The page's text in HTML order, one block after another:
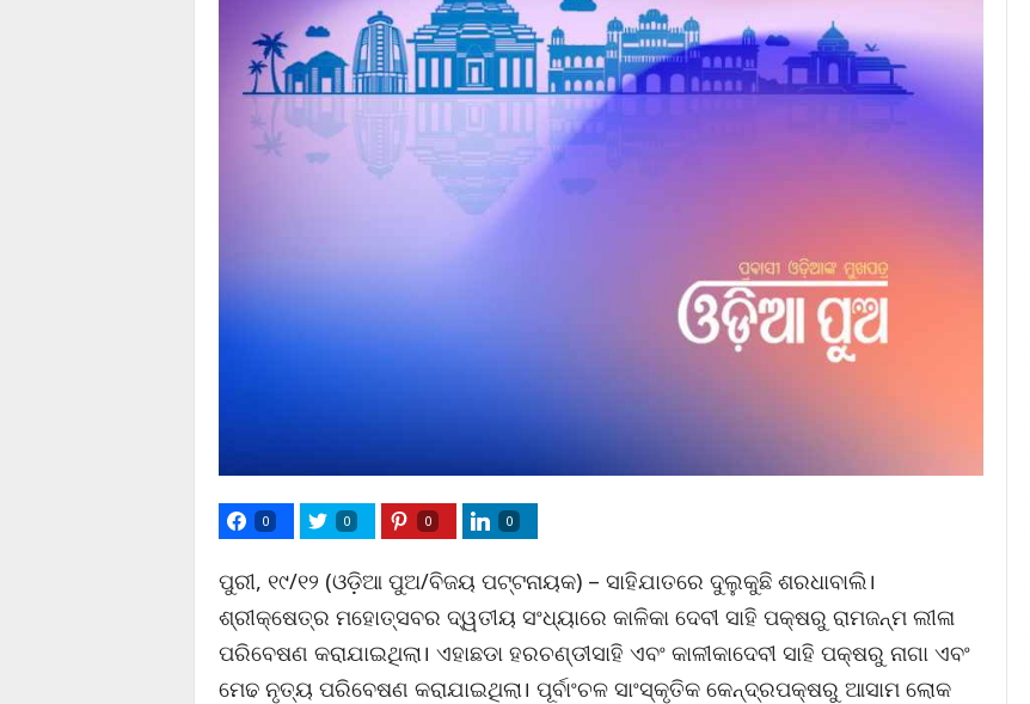
0 0 0 0
ପୁରୀ, ୧୯/୧୨ (ଓଡ଼ିଆ ପୁଅ/ବିଜୟ ପଟ୍ଟନାୟକ) – ସାହିଯାତରେ ଦୁଲୁକୁଛି ଶରଧାବାଲି।
ଶ୍ରୀକ୍ଷେତ୍ର ମହୋତ୍ସବର ଦ୍ୱତୀୟ ସଂଧ୍ୟାରେ କାଳିକା ଦେବୀ ସାହି ପକ୍ଷରୁ ରାମଜନ୍ମ ଲୀଳା
ପରିବେଷଣ କରାଯାଇଥିଲା। ଏହାଛଡା ହରଚଣ୍ଡୀସାହି ଏବଂ କାଳୀକାଦେବୀ ସାହି ପକ୍ଷରୁ ନାଗା ଏବଂ
ମେଢ ନୃତ୍ୟ ପରିବେଷଣ କରାଯାଇଥିଲା। ପୂର୍ବାଂଚଳ ସାଂସ୍କୃତିକ କେନ୍ଦ୍ରପକ୍ଷରୁ ଆସାମ ଲୋକ